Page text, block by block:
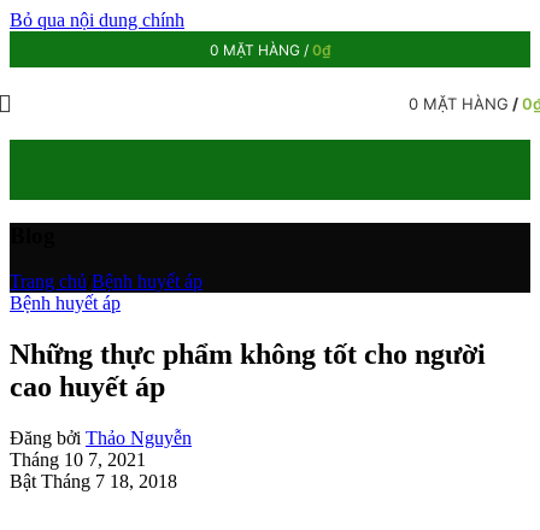
Bỏ qua nội dung chính
0 MẶT HÀNG / 0₫
0 MẶT HÀNG /0
Trang chủ Bệnh huyết áp
Bệnh huyết áp
Những thực phẩm không tốt cho người
cao huyết áp
Đăng bởi Thảo Nguyễn
Tháng 10 7, 2021
Bật Tháng 7 18, 2018